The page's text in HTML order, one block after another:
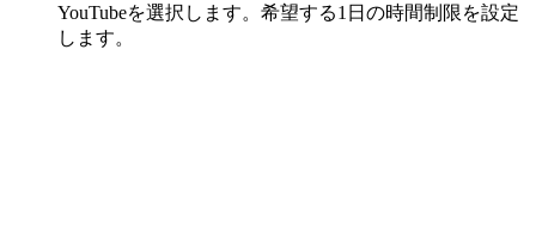
YouTubeを選択します。希望する1日の時間制限を設定
します。